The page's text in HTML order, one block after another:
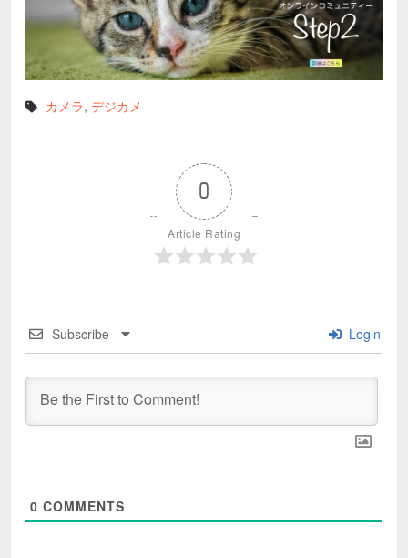
カメラ, デジカメ
0
Article Rating
Subscribe Login
0 COMMENTS